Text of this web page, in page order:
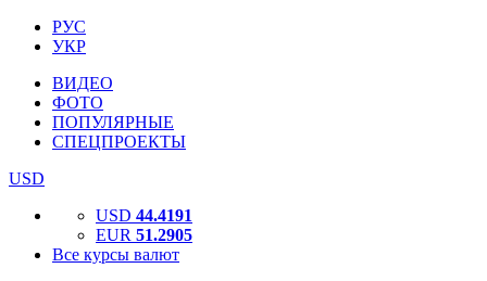
РУС
УКР
ВИДЕО
ФОТО
ПОПУЛЯРНЫЕ
СПЕЦПРОЕКТЫ
USD
USD 44.4191
EUR 51.2905
Все курсы валют